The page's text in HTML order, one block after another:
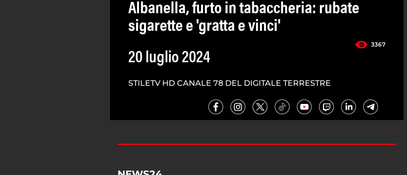
Albanella, furto in tabaccheria: rubate
sigarette e 'gratta e vinci'
3367
20 luglio 2024
STILETV HD CANALE 78 DEL DIGITALE TERRESTRE